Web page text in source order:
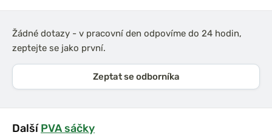
Žádné dotazy - v pracovní den odpovíme do 24 hodin,
zeptejte se jako první.
Zeptat se odborníka
DalšíPVA sáčky